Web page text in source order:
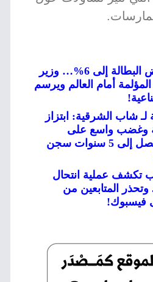
عاجل: مصر تُعلن خفض البطالة إلى 6%… وزير
أمام العالم ويرسم
شاب الشرقية: ابتزاز
وغضب واسع على
فيسبوك.. العقوبة قد تصل إلى 5 سنوات سجن
تكشف عملية انتحال
المتابعين من
فيسبوك!